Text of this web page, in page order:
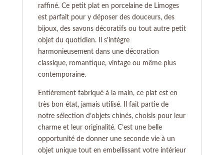
raffiné. Ce petit plat en porcelaine de Limoges
est parfait pour y déposer des douceurs, des
bijoux, des savons décoratifs ou tout autre petit
objet du quotidien. Il s'intègre
harmonieusement dans une décoration
classique, romantique, vintage ou même plus
contemporaine.
Entièrement fabriqué à la main, ce plat est en
très bon état, jamais utilisé. Il fait partie de
notre sélection d’objets chinés, choisis pour leur
charme et leur originalité. C’est une belle
opportunité de donner une seconde vie à un
objet unique tout en embellissant votre intérieur